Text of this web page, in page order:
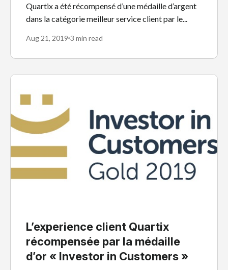
Quartix a été récompensé d’une médaille d’argent
dans la catégorie meilleur service client par le...
Aug 21, 2019 3 min read
L’experience client Quartix
récompensée par la médaille
d’or « Investor in Customers »